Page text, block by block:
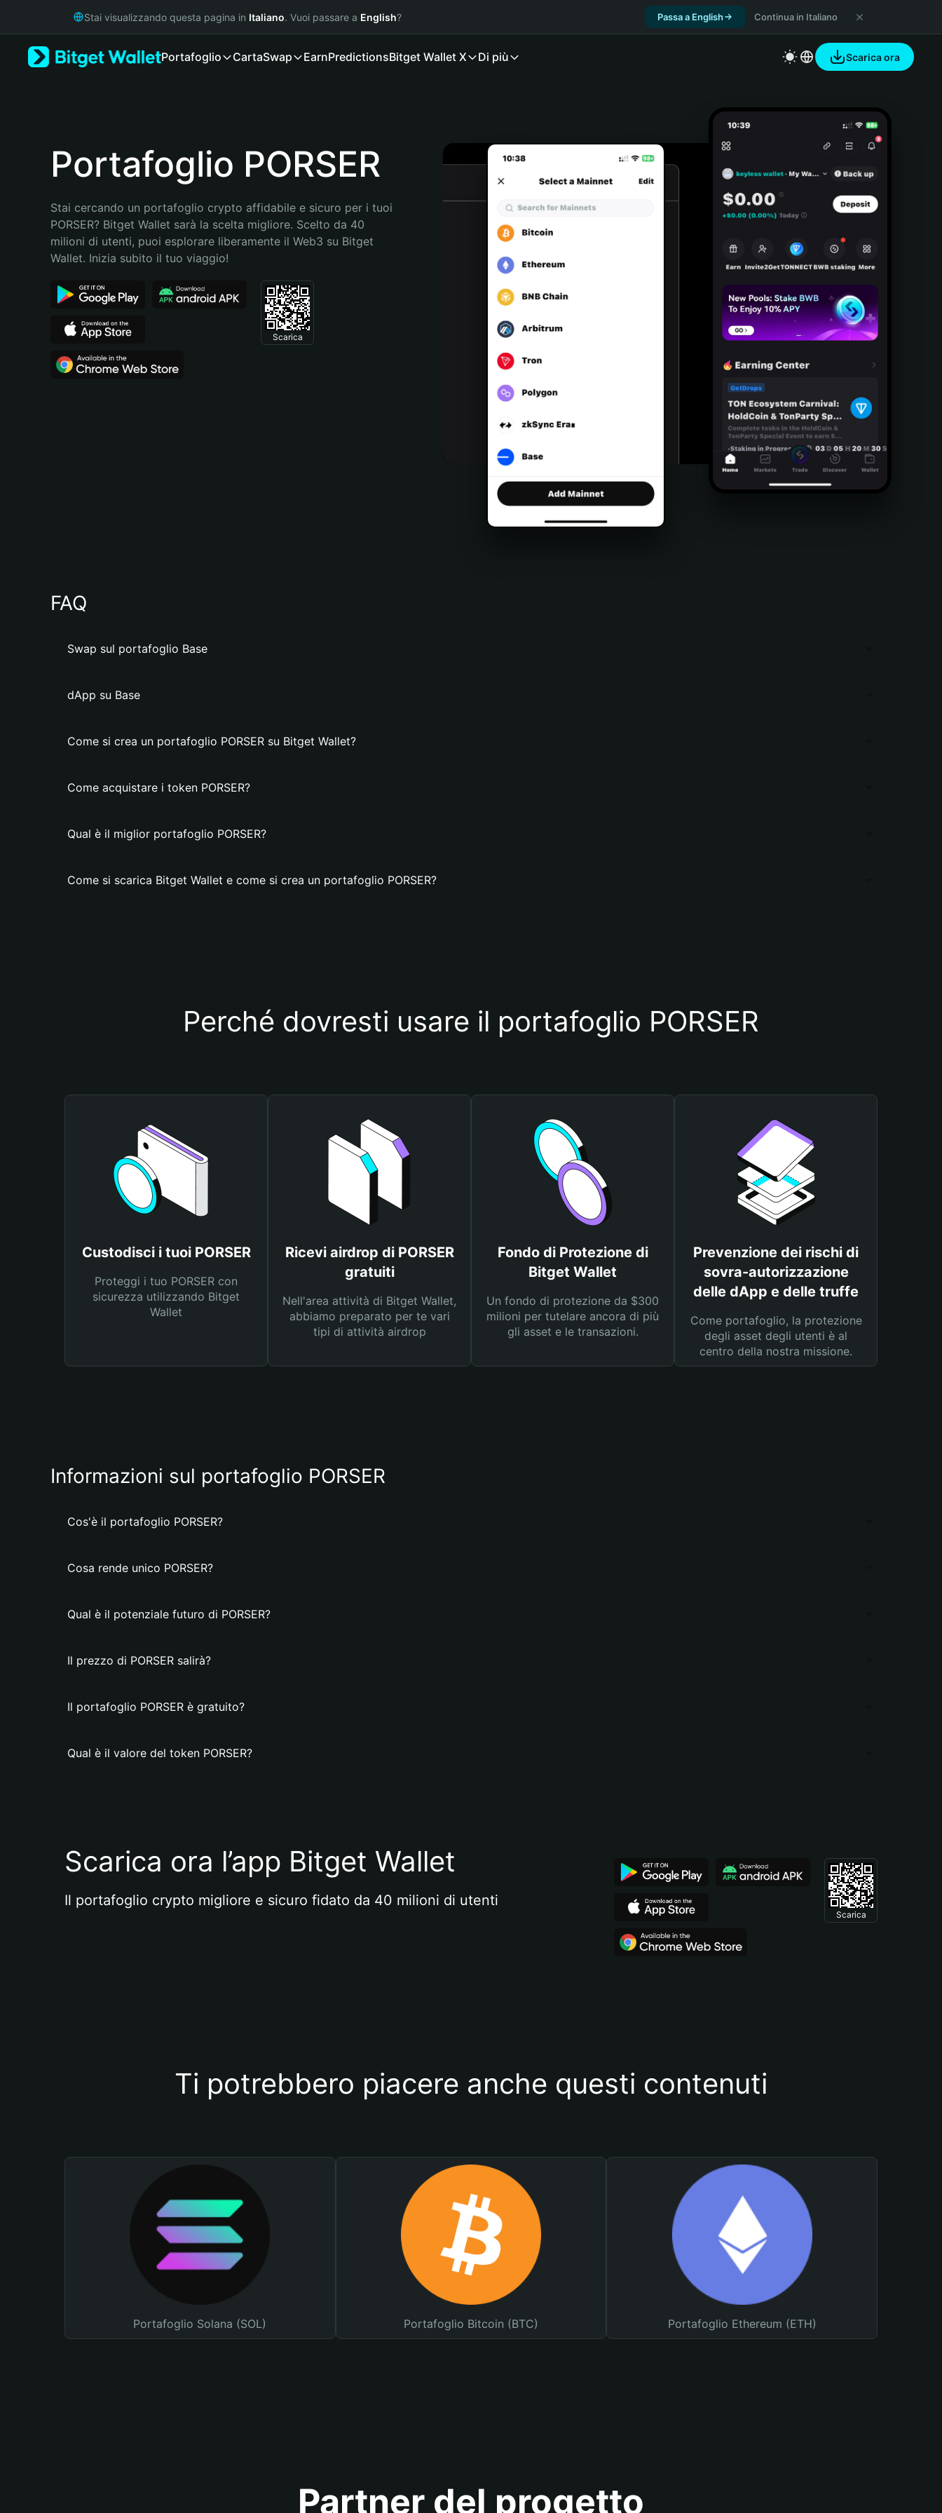
Русский
Bahasa Indonesia
Português (Brasil)
Stai visualizzando questa pagina in Italiano. Vuoi passare a English? Passa a English Continua in Italiano
Portafoglio CartaSwap EarnPredictionsBitget Wallet X Di più Scarica ora
Portafoglio PORSER
Stai cercando un portafoglio crypto affidabile e sicuro per i tuoi
PORSER? Bitget Wallet sarà la scelta migliore. Scelto da 40
milioni di utenti, puoi esplorare liberamente il Web3 su Bitget
Wallet. Inizia subito il tuo viaggio!
Scarica
FAQ
Swap sul portafoglio Base
dApp su Base
Come si crea un portafoglio PORSER su Bitget Wallet?
Come acquistare i token PORSER?
Qual è il miglior portafoglio PORSER?
Come si scarica Bitget Wallet e come si crea un portafoglio PORSER?
Perché dovresti usare il portafoglio PORSER
Custodisci i tuoi PORSER
Proteggi i tuo PORSER con
sicurezza utilizzando Bitget
Wallet
Ricevi airdrop di PORSER
gratuiti
Nell'area attività di Bitget Wallet,
abbiamo preparato per te vari
tipi di attività airdrop
Fondo di Protezione di
Bitget Wallet
Un fondo di protezione da $300
milioni per tutelare ancora di più
gli asset e le transazioni.
Prevenzione dei rischi di
sovra-autorizzazione
delle dApp e delle truffe
Come portafoglio, la protezione
degli asset degli utenti è al
centro della nostra missione.
Informazioni sul portafoglio PORSER
Cos'è il portafoglio PORSER?
Cosa rende unico PORSER?
Qual è il potenziale futuro di PORSER?
Il prezzo di PORSER salirà?
Il portafoglio PORSER è gratuito?
Qual è il valore del token PORSER?
Scarica ora l’app Bitget Wallet
Il portafoglio crypto migliore e sicuro fidato da 40 milioni di utenti
Scarica
Ti potrebbero piacere anche questi contenuti
Portafoglio Solana (SOL) Portafoglio Bitcoin (BTC) Portafoglio Ethereum (ETH)
Partner del progetto